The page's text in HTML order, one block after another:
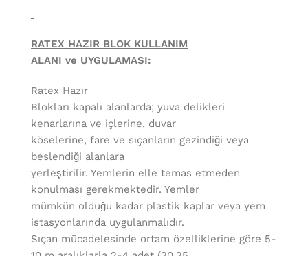
RATEX HAZIR BLOK KULLANIM
ALANI ve UYGULAMASI:
Ratex Hazır
Blokları kapalı alanlarda; yuva delikleri
kenarlarına ve içlerine, duvar
köselerine, fare ve sıçanların gezindiği veya
beslendiği alanlara
yerleştirilir. Yemlerin elle temas etmeden
konulması gerekmektedir. Yemler
mümkün olduğu kadar plastik kaplar veya yem
istasyonlarında uygulanmalıdır.
Sıçan mücadelesinde ortam özelliklerine göre 5-